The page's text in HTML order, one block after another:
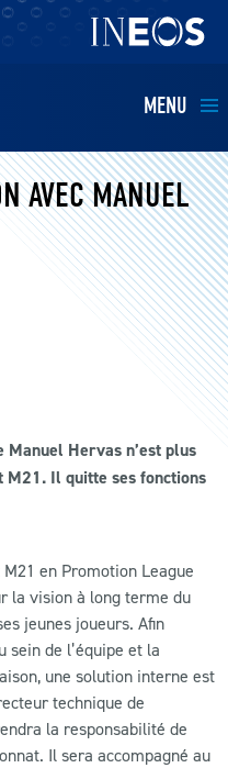
MENU
AVEC MANUEL
Manuel Hervas n’est plus
M21. Il quitte ses fonctions
en Promotion League
la vision à long terme du
jeunes joueurs. Afin
sein de l’équipe et la
une solution interne est
technique de
la responsabilité de
Il sera accompagné au